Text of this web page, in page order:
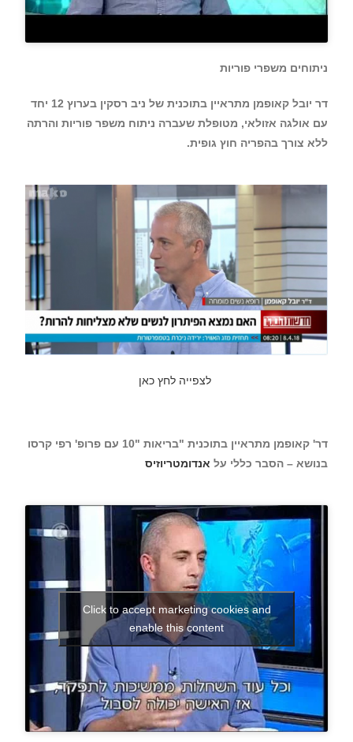
ניתוחים משפרי פוריות
דר יובל קאופמן מתראיין בתוכנית של ניב רסקין בערוץ 12 יחד
עם אולגה אזולאי, מטופלת שעברה ניתוח משפר פוריות והרתה
ללא צורך בהפריה חוץ גופית.
לצפייה לחץ כאן
דר' קאופמן מתראיין בתוכנית "בריאות "10 עם פרופ' רפי קרסו
בנושא – הסבר כללי על אנדומטריוזיס
Click to accept marketing cookies and
enable this content